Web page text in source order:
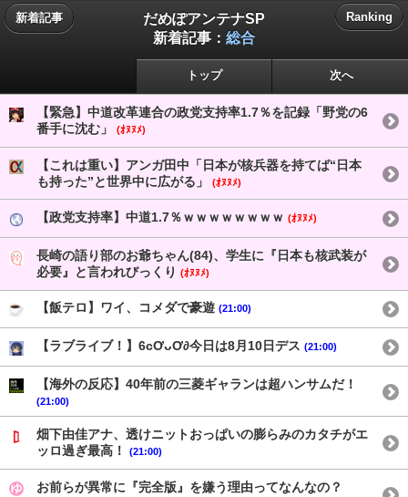
新着記事
だめぽアンテナSP
新着記事： 総合
Ranking
トップ 次へ
【緊急】中道改革連合の政党支持率1.7％を記録「野党の6
番手に沈む」
(ｵﾇﾇﾒ)
【これは重い】アンガ田中「日本が核兵器を持てば“日本
も持った”と世界中に広がる」
(ｵﾇﾇﾒ)
【政党支持率】中道1.7％ｗｗｗｗｗｗｗｗ (ｵﾇﾇﾒ)
長崎の語り部のお爺ちゃん(84)、学生に『日本も核武装が
必要』と言われびっくり (ｵﾇﾇﾒ)
【飯テロ】ワイ、コメダで豪遊 (21:00)
【ラブライブ！】6cƠᴗƠ∂今日は8月10日デス (21:00)
【海外の反応】40年前の三菱ギャランは超ハンサムだ！
(21:00)
畑下由佳アナ、透けニットおっぱいの膨らみのカタチがエ
ッロ過ぎ最高！
(21:00)
お前らが異常に『完全版』を嫌う理由ってなんなの？